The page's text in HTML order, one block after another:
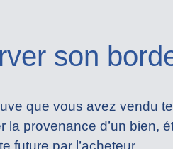
son
que vous avez vendu
provenance d’un bien,
future par l’acheteur.